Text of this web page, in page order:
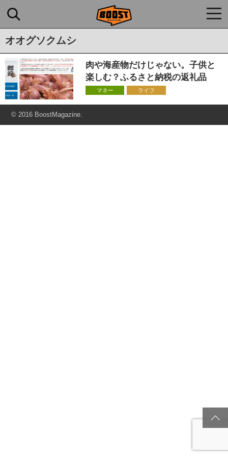
オオグソクムシ
肉や海産物だけじゃない。子供と
楽しむ？ふるさと納税の返礼品
マネー ライフ
© 2016 BoostMagazine.